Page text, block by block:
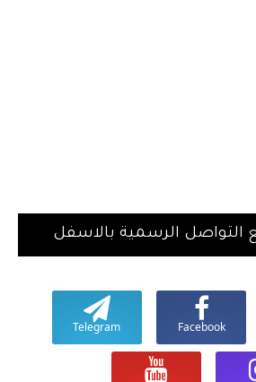
التواصل الرسمية بالاسفل
Facebook
Telegram